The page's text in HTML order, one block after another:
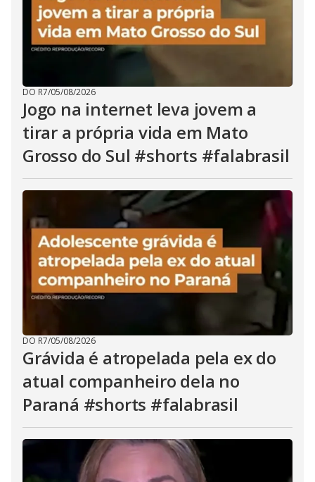
DO R7/05/08/2026
Jogo na internet leva jovem a
tirar a própria vida em Mato
Grosso do Sul #shorts #falabrasil
DO R7/05/08/2026
Grávida é atropelada pela ex do
atual companheiro dela no
Paraná #shorts #falabrasil